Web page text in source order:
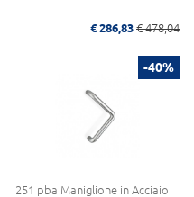
€ 286,83 € 478,04
-40%
251 pba Maniglione in Acciaio